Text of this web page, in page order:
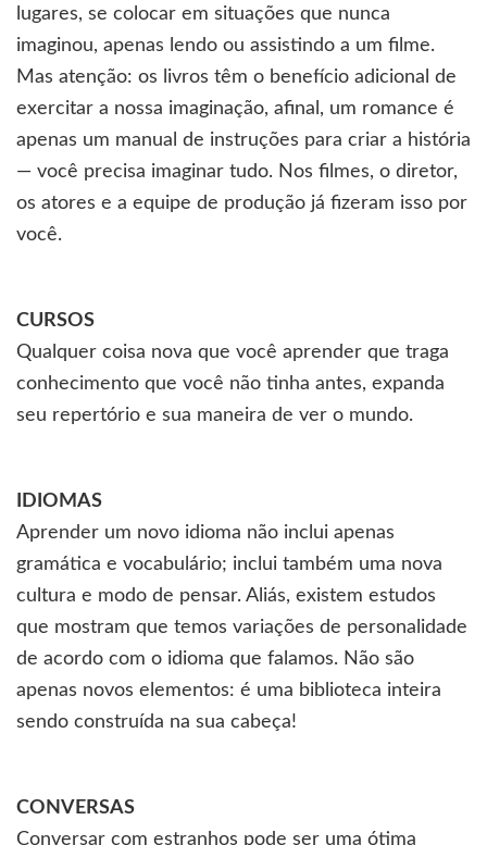
lugares, se colocar em situações que nunca
imaginou, apenas lendo ou assistindo a um filme.
Mas atenção: os livros têm o benefício adicional de
exercitar a nossa imaginação, afinal, um romance é
apenas um manual de instruções para criar a história
— você precisa imaginar tudo. Nos filmes, o diretor,
os atores e a equipe de produção já fizeram isso por
você.
CURSOS
Qualquer coisa nova que você aprender que traga
conhecimento que você não tinha antes, expanda
seu repertório e sua maneira de ver o mundo.
IDIOMAS
Aprender um novo idioma não inclui apenas
gramática e vocabulário; inclui também uma nova
cultura e modo de pensar. Aliás, existem estudos
que mostram que temos variações de personalidade
de acordo com o idioma que falamos. Não são
apenas novos elementos: é uma biblioteca inteira
sendo construída na sua cabeça!
CONVERSAS
Conversar com estranhos pode ser uma ótima